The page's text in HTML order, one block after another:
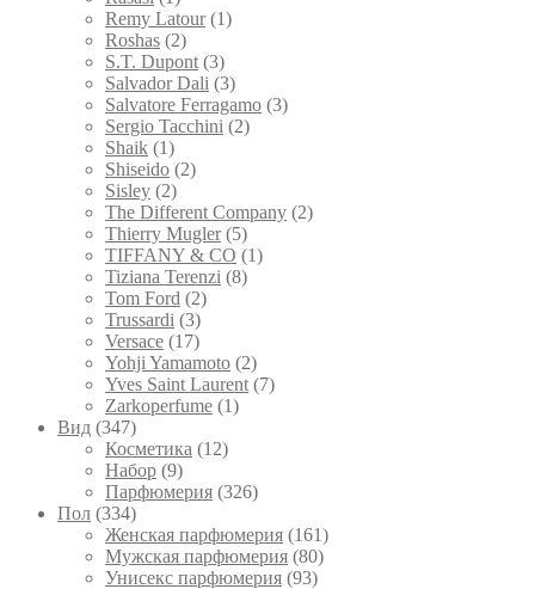
Remy Latour (1)
Roshas (2)
S.T. Dupont (3)
Salvador Dali (3)
Salvatore Ferragamo (3)
Sergio Tacchini (2)
Shaik (1)
Shiseido (2)
Sisley (2)
The Different Company (2)
Thierry Mugler (5)
TIFFANY & CO (1)
Tiziana Terenzi (8)
Tom Ford (2)
Trussardi (3)
Versace (17)
Yohji Yamamoto (2)
Yves Saint Laurent (7)
Zarkoperfume (1)
Вид (347)
Косметика (12)
Набор (9)
Парфюмерия (326)
Пол (334)
Женская парфюмерия (161)
Мужская парфюмерия (80)
Унисекс парфюмерия (93)